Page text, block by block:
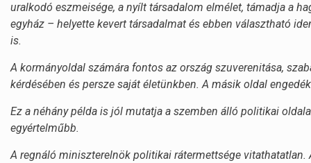
uralkodó eszmeisége, a nyílt társadalom elmélet, támadja a
egyház – helyette kevert társadalmat és ebben választható
is.
A kormányoldal számára fontos az ország szuverenitása,
kérdésében és persze saját életünkben. A másik oldal
Ez a néhány példa is jól mutatja a szemben álló politikai
egyértelműbb.
A regnáló miniszterelnök politikai rátermettsége